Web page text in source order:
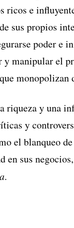
ricos e
sus propios
poder e
y manipular el
monopolizan
riqueza y una
y
el blanqueo
en sus
.